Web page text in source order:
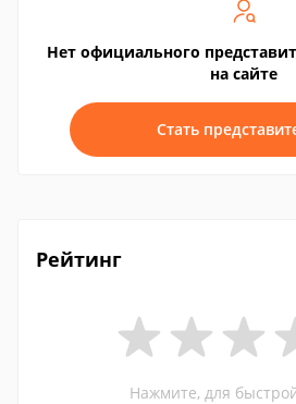
Нет официального
на сайте
Стать
Рейтинг
Нажмите, для